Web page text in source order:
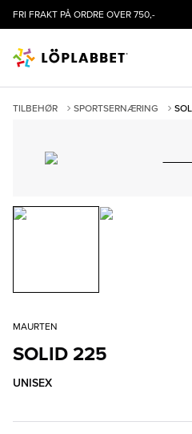
FRI FRAKT PÅ ORDRE OVER 750,-
TILBEHØR SPORTSERNÆRING
MAURTEN
SOLID 225
UNISEX